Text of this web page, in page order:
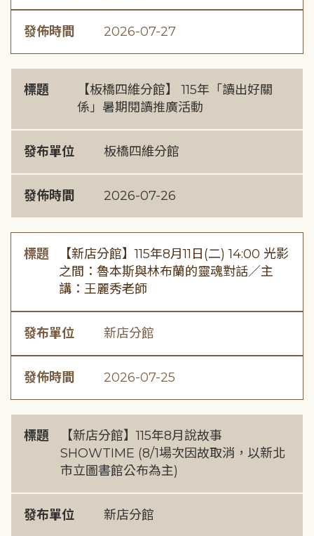
發佈時間 2026-07-27
標題
【板橋四維分館】 115年「讀出好關
係」暑期閱讀推廣活動
發布單位 板橋四維分館
發佈時間 2026-07-26
標題
【新店分館】115年8月11日(二) 14:00 光影
之間：魯本斯與林布蘭的靈魂對話／主
講：王麗秀老師
發布單位 新店分館
發佈時間 2026-07-25
標題
【新店分館】115年8月說故事
SHOWTIME (8/1場次因故取消，以新北
市立圖書館公布為主)
發布單位 新店分館